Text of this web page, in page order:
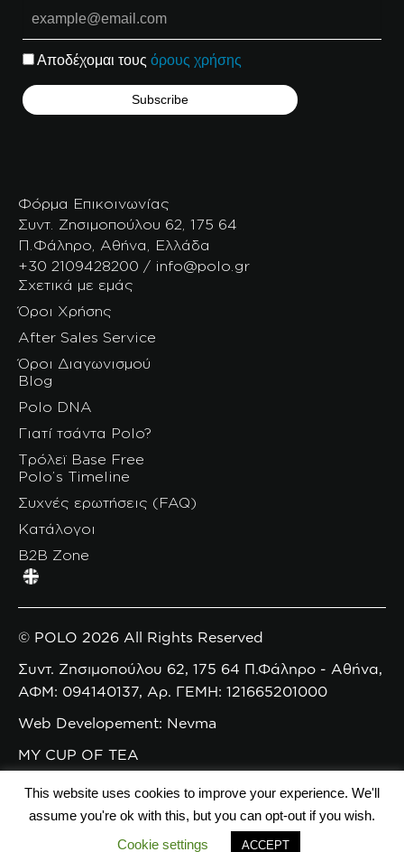
Αποδέχομαι τους όρους χρήσης
Φόρμα Επικοινωνίας
Συντ. Ζησιμοπούλου 62, 175 64
Π.Φάληρο, Αθήνα, Ελλάδα
+30 2109428200 / info@polo.gr
Σχετικά με εμάς
Όροι Χρήσης
After Sales Service
Όροι Διαγωνισμού
Blog
Polo DNA
Γιατί τσάντα Polo?
Τρόλεϊ Base Free
Polo’s Timeline
Συχνές ερωτήσεις (FAQ)
Κατάλογοι
B2B Zone
© POLO 2026 All Rights Reserved
Συντ. Ζησιμοπούλου 62, 175 64 Π.Φάληρο - Αθήνα,
ΑΦΜ: 094140137, Αρ. ΓΕΜΗ: 121665201000
Web Developement: Nevma
MY CUP OF TEA
This website uses cookies to improve your experience. We'll
assume you're ok with this, but you can opt-out if you wish.
Cookie settings
ACCEPT